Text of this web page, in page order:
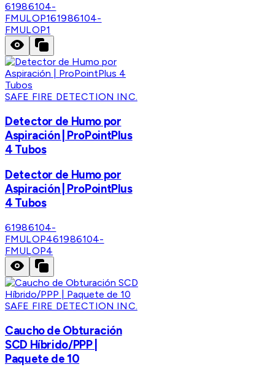
61986104-
FMULOP161986104-
FMULOP1
SAFE FIRE DETECTION INC.
Detector de Humo por
Aspiración | ProPointPlus
4 Tubos
Detector de Humo por
Aspiración | ProPointPlus
4 Tubos
61986104-
FMULOP461986104-
FMULOP4
SAFE FIRE DETECTION INC.
Caucho de Obturación
SCD Híbrido/PPP |
Paquete de 10